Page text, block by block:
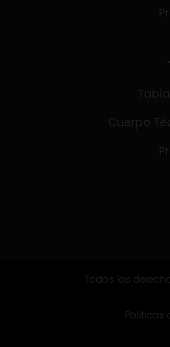
Cuerpo
Todos los
Politicas